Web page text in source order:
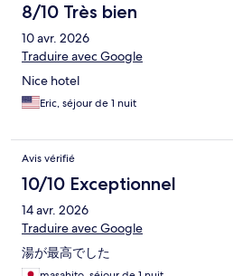
8/10 Très bien
10 avr. 2026
Traduire avec Google
Nice hotel
Eric, séjour de 1 nuit
Avis vérifié
10/10 Exceptionnel
14 avr. 2026
Traduire avec Google
湯が最高でした